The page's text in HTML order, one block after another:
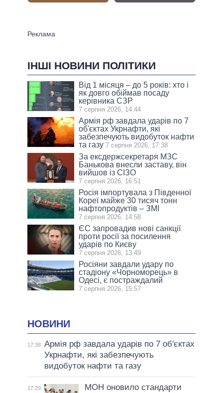
ІНШІ НОВИНИ ПОЛІТИКИ
Від 1 місяця – до 5 років: хто і
як довго обіймав посаду
керівника СЗР
7 серпня 2026, 14:44
Армія рф завдала ударів по 7
об'єктах Укрнафти, які
забезпечують видобуток нафти
та газу 7 серпня 2026, 17:38
За ексдержсекретаря МЗС
Банькова внесли заставу, він
вийшов із СІЗО
7 серпня 2026, 16:51
Росія імпортувала з Південної
Кореї майже 30 тисяч тонн
нафтопродуктів – ЗМІ
7 серпня 2026, 14:58
ЄС запровадив нові санкції
проти росії за посилення
ударів по Києву
7 серпня 2026, 13:49
Росіяни завдали удару по
стадіону «Чорноморець» в
Одесі, є постраждалий
7 серпня 2026, 15:57
НОВИНИ
17:38 Армія рф завдала ударів по 7 об'єктах
Укрнафти, які забезпечують
видобуток нафти та газу
17:29
МОН оновило стандарти